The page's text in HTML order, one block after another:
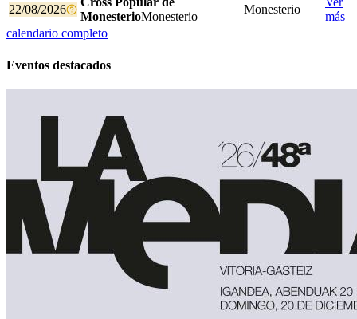
22/08/2026
MonesterioMonesterio
Monesterio
más
calendario completo
Eventos destacados